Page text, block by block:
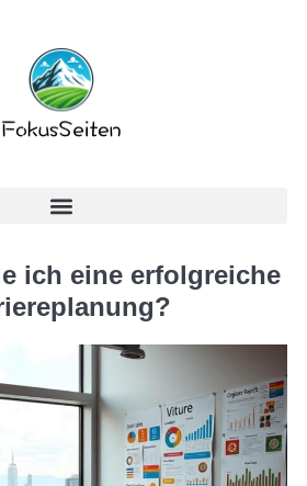
ich eine erfolgreiche